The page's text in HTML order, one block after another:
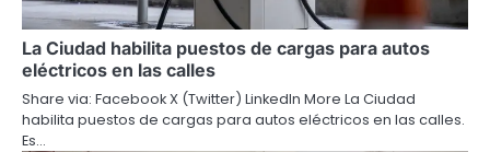
La Ciudad habilita puestos de cargas para autos
eléctricos en las calles
Share via: Facebook X (Twitter) LinkedIn More La Ciudad
habilita puestos de cargas para autos eléctricos en las calles.
Es…